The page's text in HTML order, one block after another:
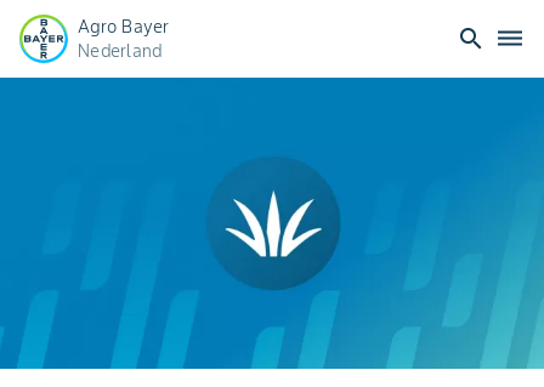
Agro Bayer
Nederland
search dehaze